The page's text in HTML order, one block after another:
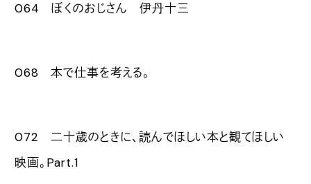
064 ぼくのおじさん 伊丹十三
068 本で仕事を考える。
072 二十歳のときに、読んでほしい本と観てほしい
映画。Part.1